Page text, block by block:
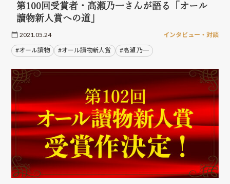
第100回受賞者・高瀬乃一さんが語る「オール
讀物新人賞への道」
2021.05.24 インタビュー・対談
#オール讀物 #オール讀物新人賞 #高瀬 乃一